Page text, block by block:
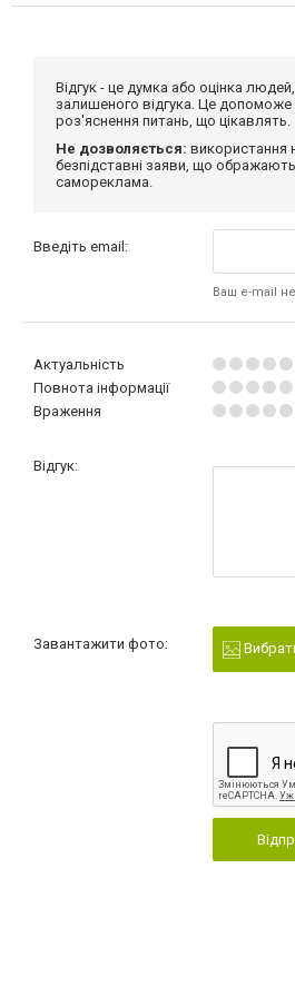
Відгук - це думка або оцінка
залишеного відгука. Це допоможе
роз'яснення питань, що цікавлять.
Не дозволяється: використання
безпідставні заяви, що ображають
самореклама.
Введіть email:
Ваш e-mail
Актуальність
Повнота інформації
Враження
Відгук:
Завантажити фото: